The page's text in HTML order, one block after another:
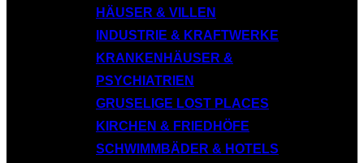
HÄUSER & VILLEN
INDUSTRIE & KRAFTWERKE
KRANKENHÄUSER &
PSYCHIATRIEN
GRUSELIGE LOST PLACES
KIRCHEN & FRIEDHÖFE
SCHWIMMBÄDER & HOTELS